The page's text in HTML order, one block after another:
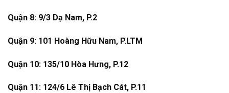
Quận 8: 9/3 Dạ Nam, P.2
Quận 9: 101 Hoàng Hữu Nam, P.LTM
Quận 10: 135/10 Hòa Hưng, P.12
Quận 11: 124/6 Lê Thị Bạch Cát, P.11